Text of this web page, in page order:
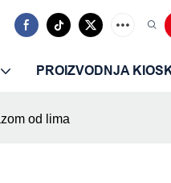
PROIZVODNJA
od lima